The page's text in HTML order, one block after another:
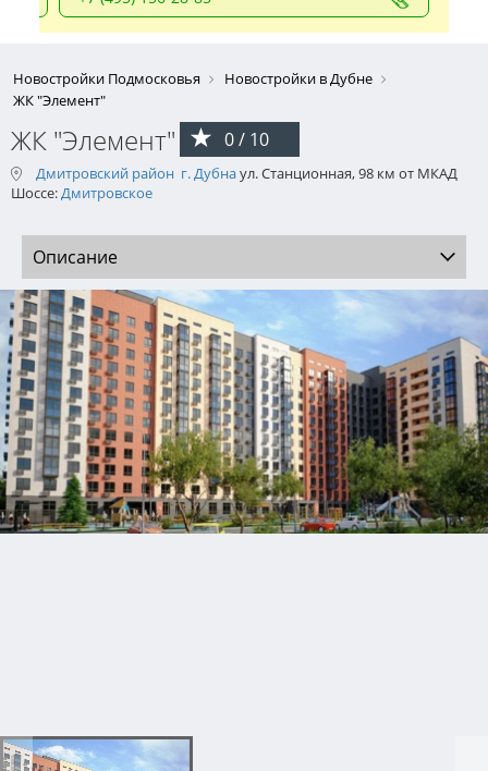
Новостройки Подмосковья
Новостройки в Дубне
ЖК "Элемент"
ЖК "Элемент" 0 / 10
Дмитровский район г. Дубнаул. Станционная, 98 км от МКАД
Шоссе:Дмитровское
Описание